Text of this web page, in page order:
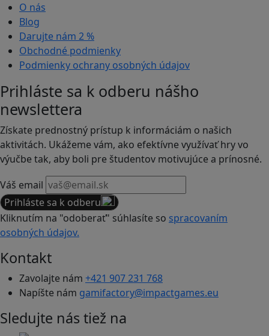
O nás
Blog
Darujte nám 2 %
Obchodné podmienky
Podmienky ochrany osobných údajov
Prihláste sa k odberu nášho
newslettera
Získate prednostný prístup k informáciám o našich
aktivitách. Ukážeme vám, ako efektívne využívať hry vo
výučbe tak, aby boli pre študentov motivujúce a prínosné.
Váš email
Prihláste sa k odberu
Kliknutím na "odoberať" súhlasíte so spracovaním
osobných údajov.
Kontakt
Zavolajte nám +421 907 231 768
Napíšte nám gamifactory@impactgames.eu
Sledujte nás tiež na